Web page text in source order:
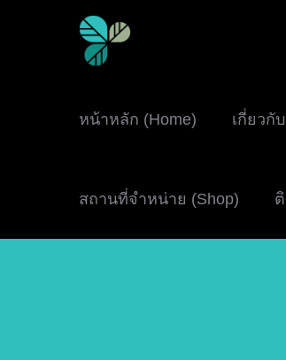
หน้าหลัก (Home) เกี่ยวกั
สถานที่จำหน่าย (Shop)